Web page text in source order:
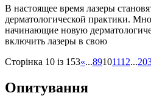
В настоящее время лазеры
дерматологической практики.
начинающие новую
включить лазеры в свою
Сторінка 10 із 153«...89101112...20
Опитування